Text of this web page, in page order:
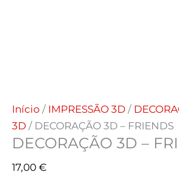
Início / IMPRESSÃO 3D /
3D / DECORAÇÃO 3D – FRIENDS
DECORAÇÃO 3D –
17,00 €